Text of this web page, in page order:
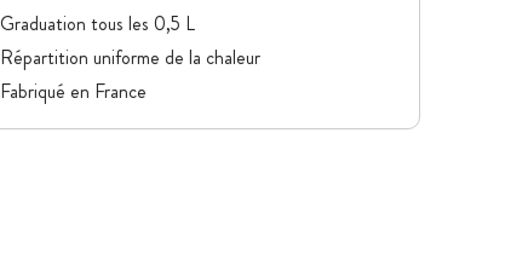
Graduation tous les 0,5 L
Répartition uniforme de la chaleur
Fabriqué en France